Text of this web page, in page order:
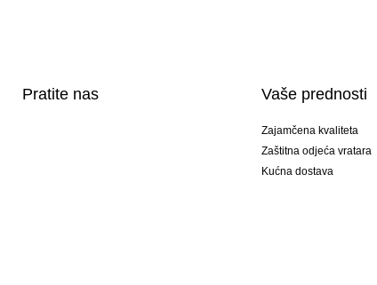
Pratite nas Vaše prednosti
Zajamčena kvaliteta
Zaštitna odjeća vratara
Kućna dostava